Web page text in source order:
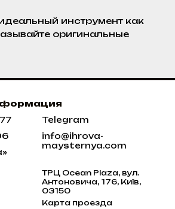
инструмент как
оригинальные
Telegram
info@ihrova-
maysternya.com
ТРЦ Ocean Plaza, вул.
Антоновича, 176, Київ,
03150
Карта проезда